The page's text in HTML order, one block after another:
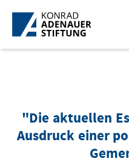
Zum Hauptinhalt springen
"Die aktuellen
Ausdruck einer